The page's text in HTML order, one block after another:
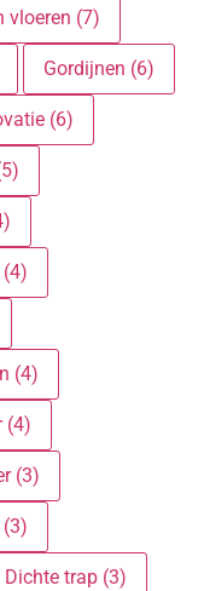
vloeren (7)
Gordijnen (6)
(6)
(4)
(4)
(3)
Dichte trap (3)